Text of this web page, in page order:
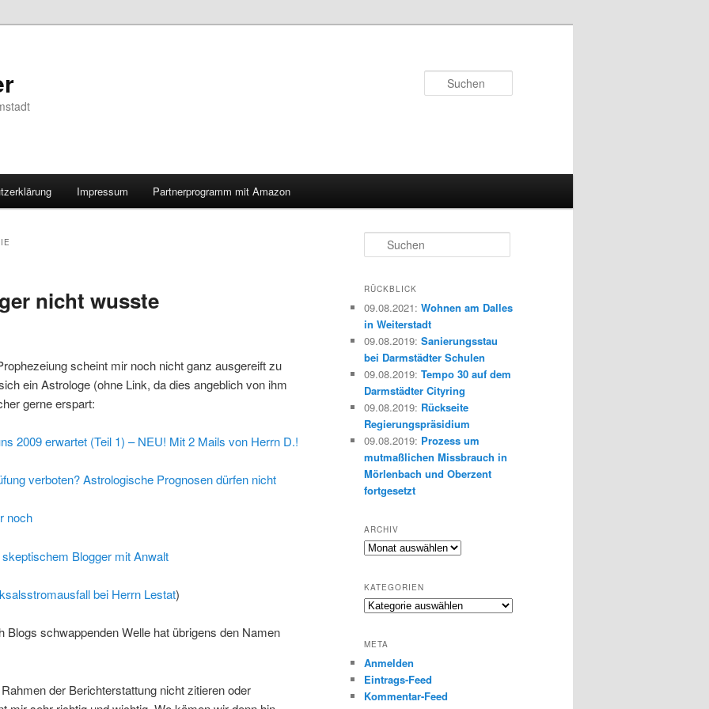
Impressum Partnerprogramm mit Amazon
nicht wusste
scheint mir noch nicht ganz ausgereift zu
ein Astrologe (ohne Link, da dies angeblich von ihm
gerne erspart:
2009 erwartet (Teil 1) – NEU! Mit 2 Mails von Herrn D.!
verboten? Astrologische Prognosen dürfen nicht
noch
Blogger mit Anwalt
bei Herrn Lestat)
Blogs schwappenden Welle hat übrigens den Namen
der Berichterstattung nicht zitieren oder
u
h
n
RÜCKBLICK
09.08.2021: Wohnen am Dalles
in Weiterstadt
09.08.2019: Sanierungsstau
bei Darmstädter Schulen
09.08.2019: Tempo 30 auf dem
Darmstädter Cityring
09.08.2019: Rückseite
Regierungspräsidium
09.08.2019: Prozess um
mutmaßlichen Missbrauch in
Mörlenbach und Oberzent
fortgesetzt
ARCHIV
Archiv
KATEGORIEN
Kategorien
META
Anmelden
Eintrags-Feed
Kommentar-Feed